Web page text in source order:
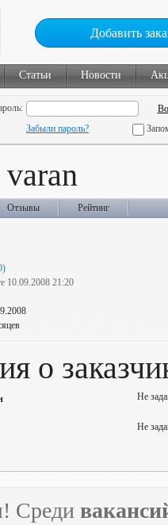
Добавить
Статьи Новости
Забыли пароль?
varan
Отзывы Рейтинг
10.09.2008 21:20
о
Не
Не
Среди